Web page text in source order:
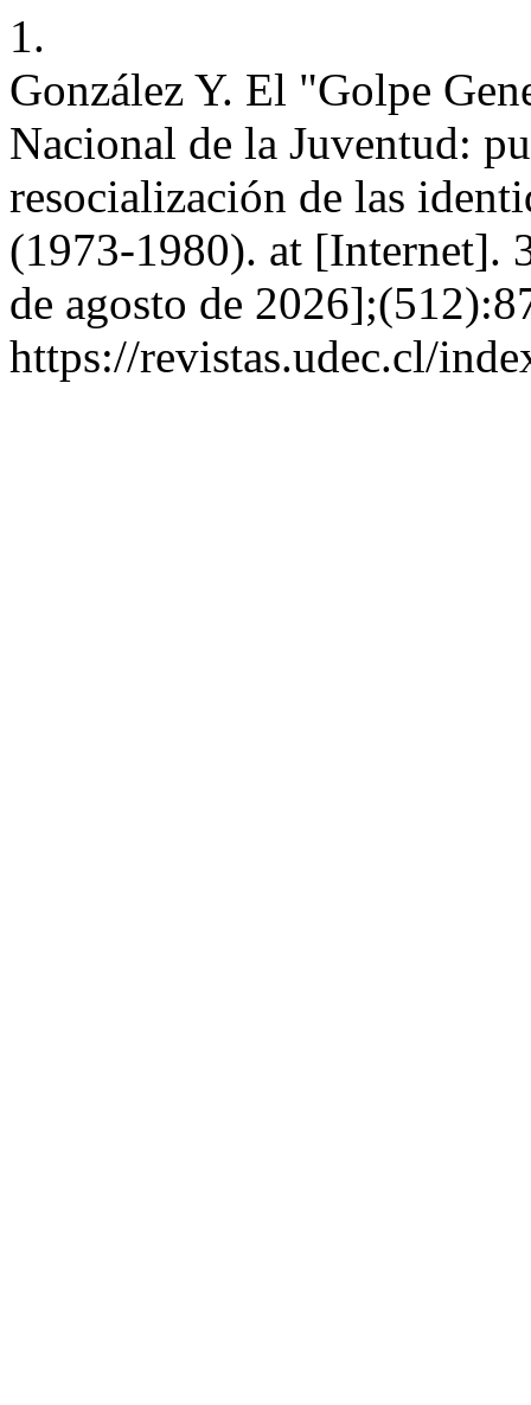
1.
González Y. El "Golpe
Nacional de la Juventud:
resocialización de las
(1973-1980). at [Internet].
de agosto de
https://revistas.udec.cl/